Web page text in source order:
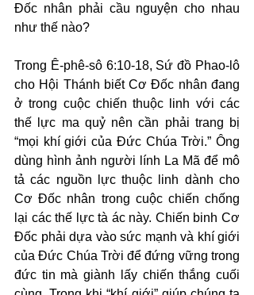
Đốc nhân phải cầu nguyện cho nhau
như thế nào?
Trong Ê-phê-sô 6:10-18, Sứ đồ Phao-lô
cho Hội Thánh biết Cơ Đốc nhân đang
ở trong cuộc chiến thuộc linh với các
thế lực ma quỷ nên cần phải trang bị
“mọi khí giới của Đức Chúa Trời.” Ông
dùng hình ảnh người lính La Mã để mô
tả các nguồn lực thuộc linh dành cho
Cơ Đốc nhân trong cuộc chiến chống
lại các thế lực tà ác này. Chiến binh Cơ
Đốc phải dựa vào sức mạnh và khí giới
của Đức Chúa Trời để đứng vững trong
đức tin mà giành lấy chiến thắng cuối